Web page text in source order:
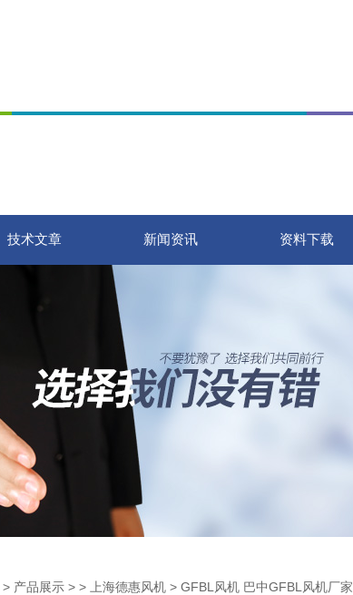
技术文章 新闻资讯 资料下载
> 产品展示 > > 上海德惠风机 > GFBL风机 巴中GFBL风机厂家